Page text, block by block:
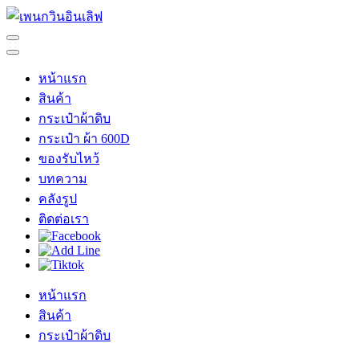
Skip
content
(Press
เพนกวินอินเลิฟ
ร้าน เพนกวินอินเลิฟ
หน้าแรก
สินค้า
กระเป๋าผ้าดิบ
กระเป๋า ผ้า 600D
ของรับไหว้
บทความ
คลังรูป
ติดต่อเรา
หน้าแรก
สินค้า
กระเป๋าผ้าดิบ